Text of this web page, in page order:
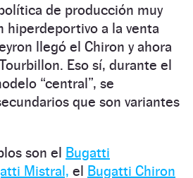
de producción muy
hiperdeportivo a la venta
llegó el Chiron y ahora
Eso sí, durante el
“central”, se
que son variantes
son el Bugatti
Mistral, el Bugatti Chiron